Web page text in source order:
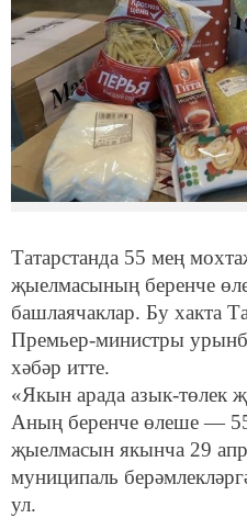
Татарстанда 55 мең
җыелмасының беренче
башлаячаклар. Бу хакта
Премьер-министры
хәбәр итте.
«Якын арада азык-төлек
Аның беренче өлеше —
җыелмасын якынча 29
муниципаль
ул.